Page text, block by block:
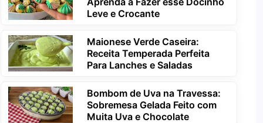
Leve e Crocante
Maionese Verde Caseira:
Receita Temperada Perfeita
Para Lanches e Saladas
Bombom de Uva na Travessa:
Sobremesa Gelada Feito com
Muita Uva e Chocolate